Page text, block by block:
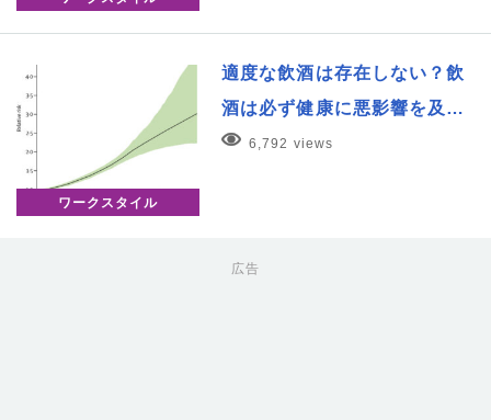
ワークスタイル
適度な飲酒は存在しない？飲
酒は必ず健康に悪影響を及…
6,792 views
広告